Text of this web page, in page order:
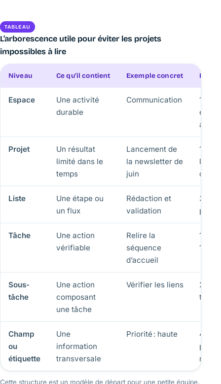
TABLEAU
L’arborescence utile pour éviter les projets
impossibles à lire
Niveau Ce qu’il contient Exemple concret Règle
Espace
Une activité
durable
Communication
1
Projet
Un résultat
limité dans le
temps
Lancement de
la newsletter de
juin
1
cycle
Liste
Une étape ou
un flux
Rédaction et
validation
3 à 6
projet
Tâche
Une action
vérifiable
Relire la
séquence
d’accueil
1
1 date
Sous-
tâche
Une action
composant
une tâche
Vérifier les liens
2 à 8
Champ
ou
étiquette
Une
information
transversale
Priorité : haute
4
Cette structure est un modèle de départ pour une petite équipe.